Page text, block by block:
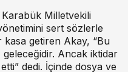
Milletvekili
sert sözlerle
getiren Akay, “Bu
geleceğidir. Ancak iktidar
dedi. İçinde dosya ve